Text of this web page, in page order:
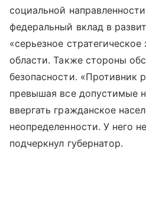
социальной
федеральный вклад в
«серьезное
области. Также стороны
безопасности. «Противник
превышая все допустимые
ввергать гражданское
неопределенности. У него
подчеркнул губернатор.